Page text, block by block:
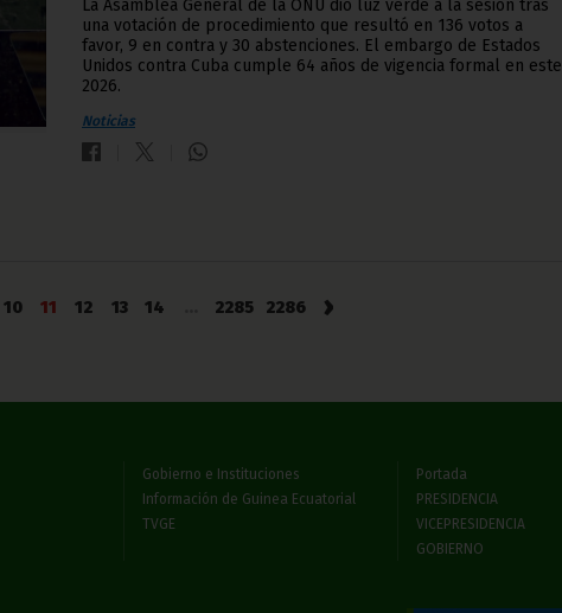
La Asamblea General de la ONU dio luz verde a la sesión tras
una votación de procedimiento que resultó en 136 votos a
favor, 9 en contra y 30 abstenciones. El embargo de Estados
Unidos contra Cuba cumple 64 años de vigencia formal en este
2026.
Noticias
10 11 12 13 14 2285 2286 ›
Gobierno e Instituciones
Información de Guinea Ecuatorial
TVGE
Portada
PRESIDENCIA
VICEPRESIDENCIA
GOBIERNO